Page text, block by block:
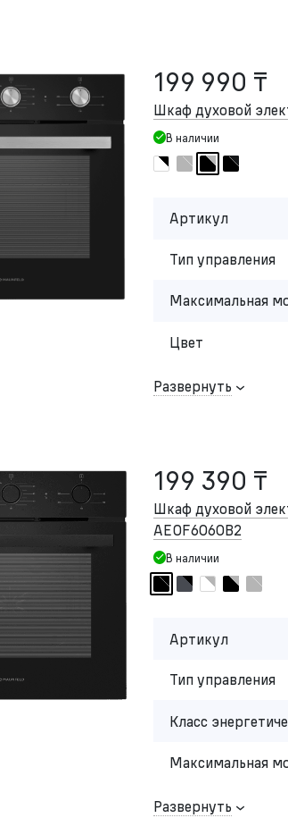
199 990 ₸
Шкаф духовой
В наличии
Артикул
Тип управления
Максимальная
Цвет
Развернуть
199 390 ₸
Шкаф духовой
AEOF6060B2
В наличии
Артикул
Тип управления
Класс
Максимальная
Развернуть